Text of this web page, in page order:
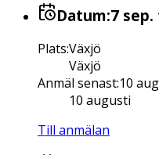
Datum:7 sep.
Plats:Växjö
Växjö
Anmäl senast:10
10 augusti
Till anmälan